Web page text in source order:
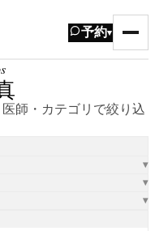
予約▾
医師・カテゴリで絞り込